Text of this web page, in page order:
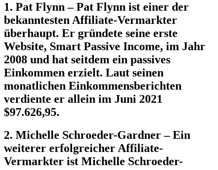
1. Pat Flynn – Pat Flynn ist einer der
bekanntesten Affiliate-Vermarkter
überhaupt. Er gründete seine erste
Website, Smart Passive Income, im Jahr
2008 und hat seitdem ein passives
Einkommen erzielt. Laut seinen
monatlichen Einkommensberichten
verdiente er allein im Juni 2021
$97.626,95.
2. Michelle Schroeder-Gardner – Ein
weiterer erfolgreicher Affiliate-
Vermarkter ist Michelle Schroeder-